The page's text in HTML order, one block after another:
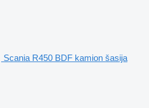
Scania R450 BDF kamion šasija